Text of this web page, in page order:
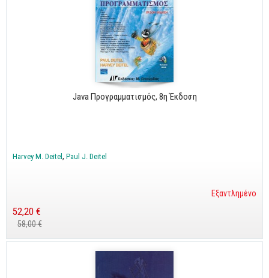
Java Προγραμματισμός, 8η Έκδοση
Harvey M. Deitel Paul J. Deitel
Εξαντλημένο
52,20 €
58,00 €